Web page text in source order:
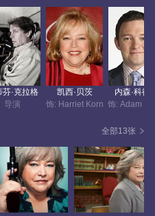
律师事务所。一次偶然的机
森·科德里 饰），后者也加入
孩珍娜（布兰特妮·斯诺 饰）
法律和辩护方面了解并不多。
芬·克拉格
导演
凯西·贝茨
饰: Harriet Korn
内森·科德
全部13张